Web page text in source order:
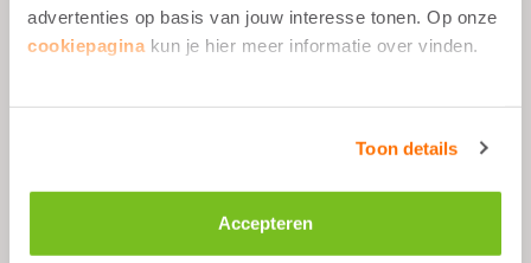
advertenties op basis van jouw interesse tonen. Op onze
cookiepagina kun je hier meer informatie over vinden.
Toon details
Accepteren
Laag in Suiker
Laag in Vet
Omschrijving